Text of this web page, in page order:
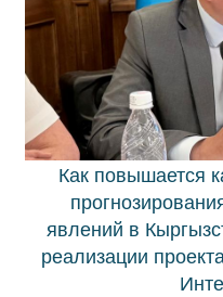
Как повышается
явлений в
реализации